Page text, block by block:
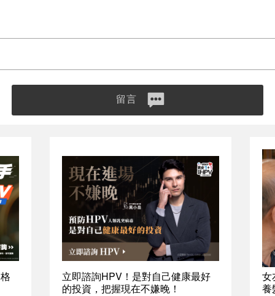
留言
立即諮詢HPV！是對自己健康最好
的投資，把握現在不嫌晚！
女
養